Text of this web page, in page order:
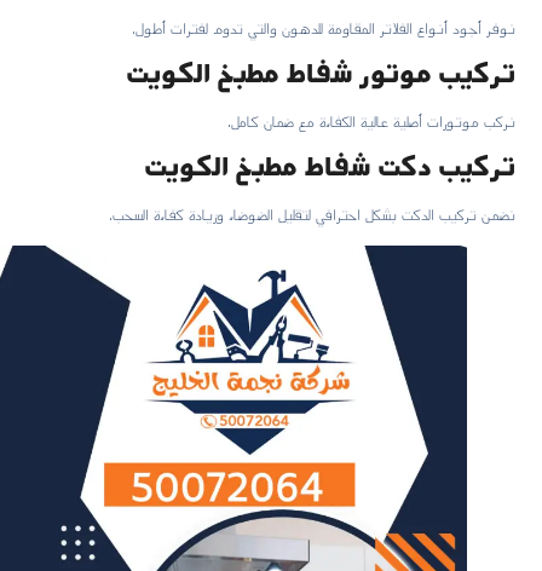
نوفر أجود أنواع الفلاتر المقاومة للدهون والتي تدوم لفترات أطول.
تركيب موتور شفاط مطبخ الكويت
نركب موتورات أصلية عالية الكفاءة مع ضمان كامل.
تركيب دكت شفاط مطبخ الكويت
نضمن تركيب الدكت بشكل احترافي لتقليل الضوضاء وزيادة كفاءة السحب.